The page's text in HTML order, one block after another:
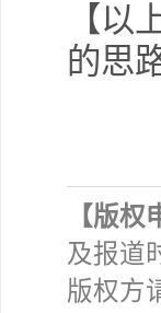
【以
的思
【版权
及报道
版权方